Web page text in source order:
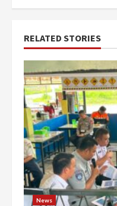
RELATED STORIES
News